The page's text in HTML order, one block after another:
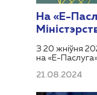
На «Е-
З 20 жніўня
на «Е-
часова
21.08.2024